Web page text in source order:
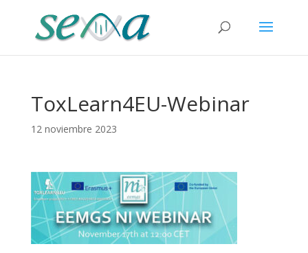
ToxLearn4EU-Webinar
12 noviembre 2023